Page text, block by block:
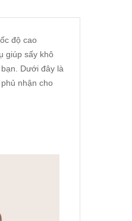
độ cao
giúp sấy khô
Dưới đây là
nhận cho